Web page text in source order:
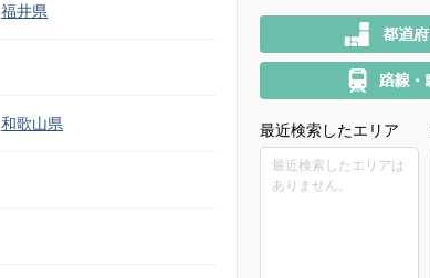
福井県
和歌山県 最近検索したエリア
最近検索したエリアは
ありません。